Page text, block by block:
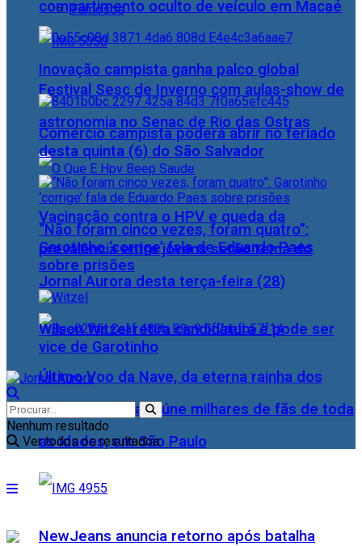
Famosos
Festival Sesc de Inverno com aulas-show de
astronomia no Senac de Rio das Ostras
Vacinação contra o HPV e queda da
prevalência entre jovens serão tema do
Jornal Aurora desta terça-feira (28)
Último Voo da Nave, da eterna rainha dos
Baixinhos, Xuxa reúne milhares de fãs de toda
as idades, em São Paulo
NewJeans anuncia retorno após batalha
compartimento oculto de veículo em Macaé
Inovação campista ganha palco global
Comércio campista poderá abrir no feriado
desta quinta (6) do São Salvador
“Não foram cinco vezes, foram quatro”:
Garotinho ‘corrige’ fala de Eduardo Paes
sobre prisões
Wilson Witzel retira candidatura e pode ser
vice de Garotinho
Nenhum resultado
Ver todos os resultados